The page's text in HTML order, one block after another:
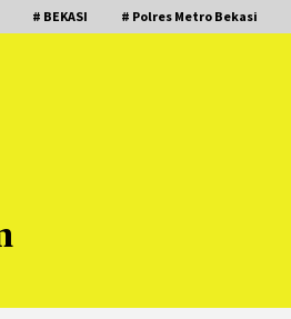
# BEKASI # Polres Metro Bekasi